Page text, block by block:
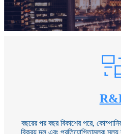
বছরের পর বছর বিকাশের পরে,
বিক্রয় দল এবং প্রতিযোগিতামূলক মূল্য